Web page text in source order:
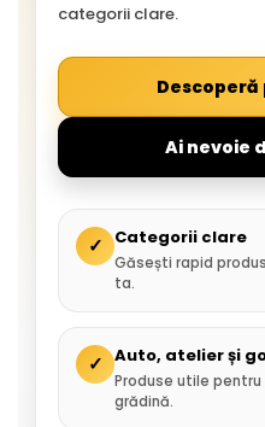
categorii clare.
Ai nevoie
✓ Categorii clare
Găsești rapid
ta.
✓ Auto, atelier și
Produse utile pentru
grădină.